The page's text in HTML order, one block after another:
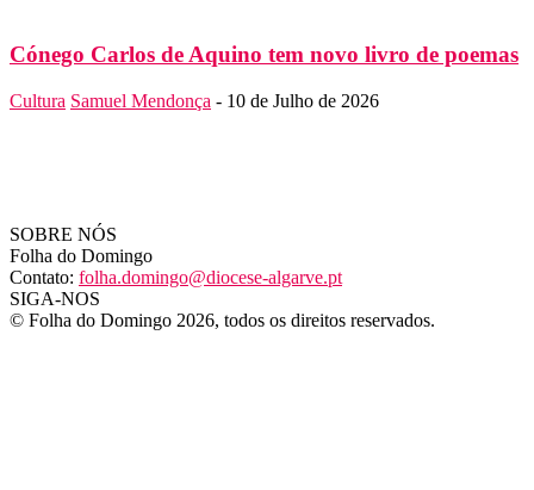
Cónego Carlos de Aquino tem novo livro de poemas
Cultura Samuel Mendonça - 10 de Julho de 2026
SOBRE NÓS
Folha do Domingo
Contato: folha.domingo@diocese-algarve.pt
SIGA-NOS
© Folha do Domingo 2026, todos os direitos reservados.